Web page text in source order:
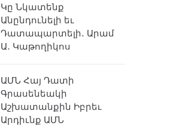
Կը Նկատենք
Անընդունելի եւ
Դատապարտելի․ Արամ
Ա․ Կաթողիկոս
ԱՄՆ Հայ Դատի
Գրասենեակի
Աշխատանքին Իբրեւ
Արդիւնք ԱՄՆ